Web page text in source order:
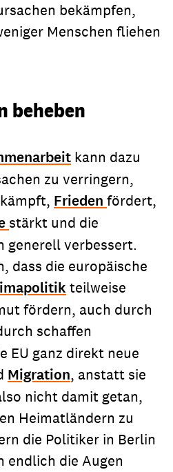
bekämpfen,
Menschen fliehen
beheben
kann dazu
zu verringern,
Frieden fördert,
stärkt und die
generell verbessert.
dass die europäische
teilweise
fördern, auch durch
schaffen
EU ganz direkt neue
Migration, anstatt sie
nicht damit getan,
Heimatländern zu
die Politiker in Berlin
endlich die Augen